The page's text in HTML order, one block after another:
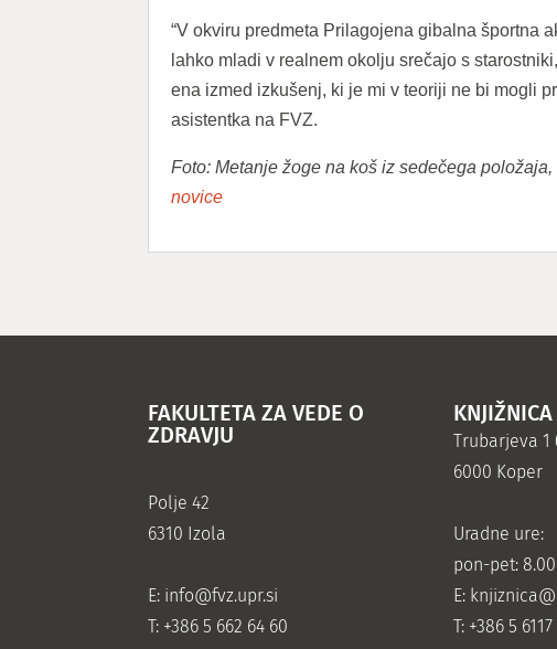
“V okviru predmeta Prilagojena gibalna športna
lahko mladi v realnem okolju srečajo s
ena izmed izkušenj, ki je mi v teoriji ne bi mogli
asistentka na FVZ.
Foto: Metanje žoge na koš iz sedečega
novice
FAKULTETA ZA VEDE O
ZDRAVJU
Polje 42
6310 Izola
E: info@fvz.upr.si
T: +386 5 662 64 60
KNJIŽNICA
Trubarjeva 1
6000 Koper
Uradne ure:
pon-pet: 8.00
E:
T: +386 5 6117